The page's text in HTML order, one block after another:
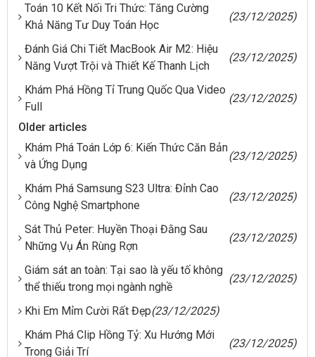
Toán 10 Kết Nối Tri Thức: Tăng Cường
Khả Năng Tư Duy Toán Học
(23/12/2025)
Đánh Giá Chi Tiết MacBook Air M2: Hiệu
Năng Vượt Trội và Thiết Kế Thanh Lịch
(23/12/2025)
Khám Phá Hồng Tỉ Trung Quốc Qua Video
Full
(23/12/2025)
Older articles
Khám Phá Toán Lớp 6: Kiến Thức Căn Bản
và Ứng Dụng
(23/12/2025)
Khám Phá Samsung S23 Ultra: Đỉnh Cao
Công Nghệ Smartphone
(23/12/2025)
Sát Thủ Peter: Huyền Thoại Đằng Sau
Những Vụ Án Rùng Rợn
(23/12/2025)
Giám sát an toàn: Tại sao là yếu tố không
thể thiếu trong mọi ngành nghề
(23/12/2025)
Khi Em Mỉm Cười Rất Đẹp(23/12/2025)
Khám Phá Clip Hồng Tỷ: Xu Hướng Mới
Trong Giải Trí
(23/12/2025)